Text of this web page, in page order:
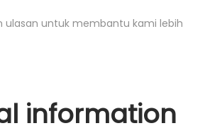
ulasan untuk membantu kami lebih
information